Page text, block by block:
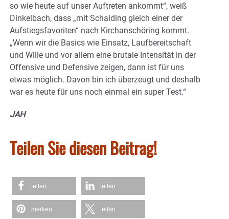
so wie heute auf unser Auftreten ankommt“, weiß
Dinkelbach, dass „mit Schalding gleich einer der
Aufstiegsfavoriten“ nach Kirchanschöring kommt.
„Wenn wir die Basics wie Einsatz, Laufbereitschaft
und Wille und vor allem eine brutale Intensität in der
Offensive und Defensive zeigen, dann ist für uns
etwas möglich. Davon bin ich überzeugt und deshalb
war es heute für uns noch einmal ein super Test.“
JAH
Teilen Sie diesen Beitrag!
teilen teilen
merken teilen